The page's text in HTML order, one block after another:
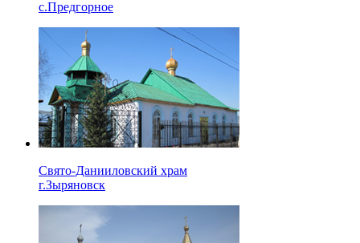
с.Предгорное
Свято-Данииловский храм
г.Зыряновск